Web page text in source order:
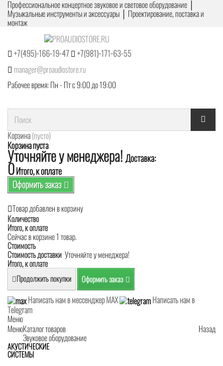
Профессиональное концертное звуковое и световое оборудование │
Музыкальные инструменты и аксессуары │ Проектирование, поставка и
монтаж
+7(495)-166-19-47
+7(981)-171-63-55
manager@proaudiostore.ru
Рабочее время: Пн - Пт с 9:00 до 19:00
Корзина(пусто)
Корзина пуста
Уточняйте у менеджера! Доставка:
0Итого, к оплате
Оформить заказ
Товар добавлен в корзину
Количество
Итого, к оплате
Сейчас в корзине 1 товар.
Стоимость
Стоимость доставки Уточняйте у менеджера!
Итого, к оплате
Продолжить покупки Оформить заказ
Написать нам в мессенджер MAX
Написать нам в
Telegram
Меню
Меню
Назад
Каталог товаров
Звуковое оборудование
АКУСТИЧЕСКИЕ
СИСТЕМЫ